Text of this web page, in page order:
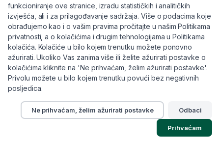
Info
Trebate pomoć ili imate pitanja?
+385 91 6191 901
info@eljekarna24.hr
© 2026 eljekarna24. Sva prava pridržana.
funkcioniranje ove stranice, izradu statističkih i analitičkih
izvješća, ali i za prilagođavanje sadržaja. Više o podacima koje
obrađujemo kao i o vašim pravima pročitajte u našim Politikama
privatnosti, a o kolačićima i drugim tehnologijama u Politikama
kolačića. Kolačiće u bilo kojem trenutku možete ponovno
ažurirati. Ukoliko Vas zanima više ili želite ažurirati postavke o
kolačićima kliknite na 'Ne prihvaćam, želim ažurirati postavke'.
Privolu možete u bilo kojem trenutku povući bez negativnih
posljedica.
Ne prihvaćam, želim ažurirati postavke Odbaci
Prihvaćam